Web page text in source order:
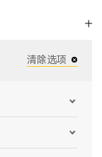
清除选项